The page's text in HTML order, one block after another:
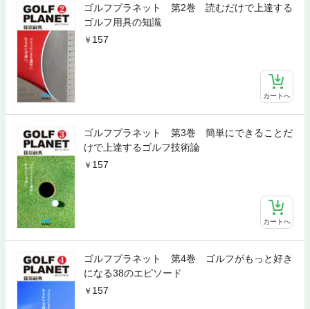
ゴルフプラネット 第2巻 読むだけで上達する
ゴルフ用具の知識
157
カートへ
ゴルフプラネット 第3巻 簡単にできることだ
けで上達するゴルフ技術論
157
カートへ
ゴルフプラネット 第4巻 ゴルフがもっと好き
になる38のエピソード
157